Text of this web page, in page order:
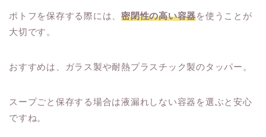
ポトフを保存する際には、密閉性の高い容器を使うことが
大切です。
おすすめは、ガラス製や耐熱プラスチック製のタッパー。
スープごと保存する場合は液漏れしない容器を選ぶと安心
ですね。